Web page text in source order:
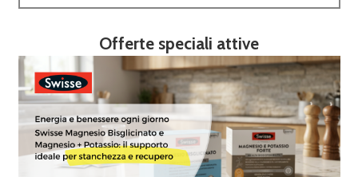
Offerte speciali attive